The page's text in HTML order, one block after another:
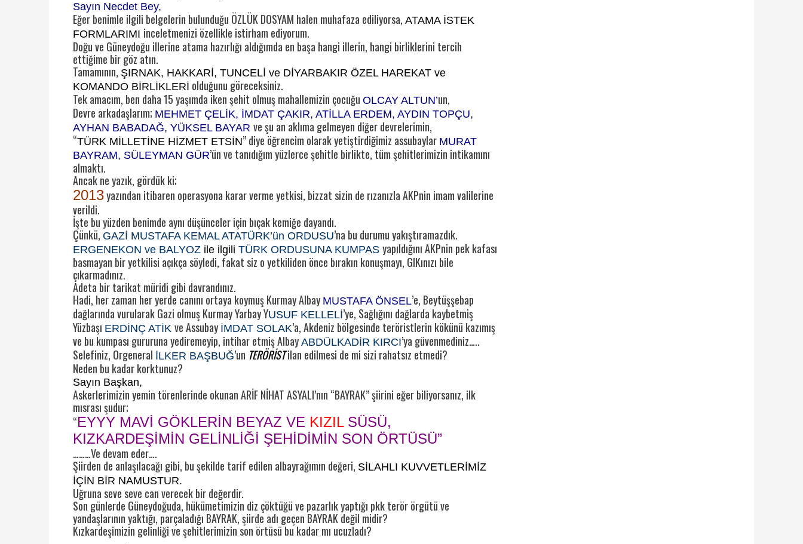
Sayın Necdet Bey,
Eğer benimle ilgili belgelerin bulunduğu ÖZLÜK DOSYAM halen muhafaza ediliyorsa, ATAMA İSTEK
FORMLARIMI inceletmenizi özellikle istirham ediyorum.
Doğu ve Güneydoğu illerine atama hazırlığı aldığımda en başa hangi illerin, hangi birliklerini tercih
ettiğime bir göz atın.
Tamamının, ŞIRNAK, HAKKARİ, TUNCELİ ve DİYARBAKIR ÖZEL HAREKAT ve
KOMANDO BİRLİKLERİ olduğunu göreceksiniz.
Tek amacım, ben daha 15 yaşımda iken şehit olmuş mahallemizin çocuğu OLCAY ALTUN’un,
Devre arkadaşlarım; MEHMET ÇELİK, İMDAT ÇAKIR, ATİLLA ERDEM, AYDIN TOPÇU,
AYHAN BABADAĞ, YÜKSEL BAYAR ve şu an aklıma gelmeyen diğer devrelerimin,
“TÜRK MİLLETİNE HİZMET ETSİN” diye öğrencim olarak yetiştirdiğimiz assubaylar MURAT
BAYRAM, SÜLEYMAN GÜR’ün ve tanıdığım yüzlerce şehitle birlikte, tüm şehitlerimizin intikamını
almaktı.
Ancak ne yazık, gördük ki;
2013yazından itibaren operasyona karar verme yetkisi, bizzat sizin de rızanızla AKPnin imam valilerine
verildi.
İşte bu yüzden benimde aynı düşünceler için bıçak kemiğe dayandı.
Çünkü, GAZİ MUSTAFA KEMAL ATATÜRK’ün ORDUSU’na bu durumu yakıştıramazdık.
ERGENEKON ve BALYOZ ile ilgili TÜRK ORDUSUNA KUMPAS yapıldığını AKPnin pek kafası
basmayan bir yetkilisi açıkça söyledi, fakat siz o yetkiliden önce bırakın konuşmayı, GIKınızı bile
çıkarmadınız.
Adeta bir tarikat müridi gibi davrandınız.
Hadi, her zaman her yerde canını ortaya koymuş Kurmay Albay MUSTAFA ÖNSEL’e, Beytüşşebap
dağlarında vurularak Gazi olmuş Kurmay Yarbay YUSUF KELLELİ’ye, Sağlığını dağlarda kaybetmiş
Yüzbaşı ERDİNÇ ATİK ve Assubay İMDAT SOLAK’a, Akdeniz bölgesinde teröristlerin kökünü kazımış
ve bu kumpası gururuna yediremeyip, intihar etmiş Albay ABDÜLKADİR KIRCI’ya güvenmediniz…..
Selefiniz, Orgeneral İLKER BAŞBUĞ’un TERÖRİSTilan edilmesi de mi sizi rahatsız etmedi?
Neden bu kadar korktunuz?
Sayın Başkan,
Askerlerimizin yemin törenlerinde okunan ARİF NİHAT ASYALI’nın “BAYRAK” şiirini eğer biliyorsanız, ilk
mısrası şudur;
“EYYY MAVİ GÖKLERİN BEYAZ VE KIZILSÜSÜ,
KIZKARDEŞİMİN GELİNLİĞİ ŞEHİDİMİN SON ÖRTÜSÜ”
………Ve devam eder….
Şiirden de anlaşılacağı gibi, bu şekilde tarif edilen albayrağımın değeri, SİLAHLI KUVVETLERİMİZ
İÇİN BİR NAMUSTUR.
Uğruna seve seve can verecek bir değerdir.
Son günlerde Güneydoğuda, hükümetimizin diz çöktüğü ve pazarlık yaptığı pkk terör örgütü ve
yandaşlarının yaktığı, parçaladığı BAYRAK, şiirde adı geçen BAYRAK değil midir?
Kızkardeşimizin gelinliği ve şehitlerimizin son örtüsü bu kadar mı ucuzladı?